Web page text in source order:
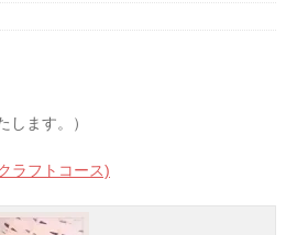
ます。）
ラフトコース)